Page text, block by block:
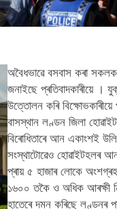
অবৈধভাৱে বসবাস কৰা সকলক
জনাইছে প্ৰতিবাদকাৰীয়ে ।
উত্তোলন কৰি বিক্ষোভকাৰীয়ে
বাসস্থান লণ্ডন জিলা
বিৰোধিতাৰে আন একাংশই
সংস্থাটোৱেও হোৱাইটহলৰ
প্ৰায় ৫ হাজাৰ লোকে
১৬০০ তকৈ ও অধিক আৰক্ষী
হাতেৰে দমন কৰিছে